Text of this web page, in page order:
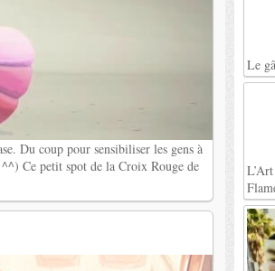
Du coup pour sensibiliser les gens à
Ce petit spot de la Croix Rouge de
Le